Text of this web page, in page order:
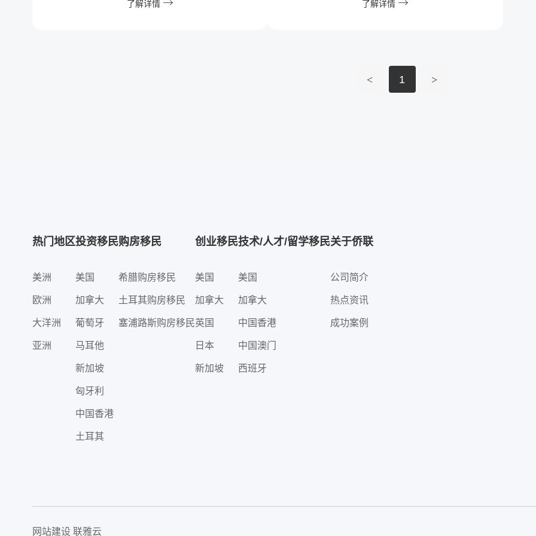
了解详情 了解详情
< 1 >
热门地区
美洲
欧洲
大洋洲
亚洲
投资移民
美国
加拿大
葡萄牙
马耳他
新加坡
匈牙利
中国香港
土耳其
购房移民
希腊购房移民
土耳其购房移民
塞浦路斯购房移民
创业移民
美国
加拿大
英国
日本
新加坡
技术/人才/留学移民
美国
加拿大
中国香港
中国澳门
西班牙
关于侨联
公司简介
热点资讯
成功案例
网站建设 联雅云